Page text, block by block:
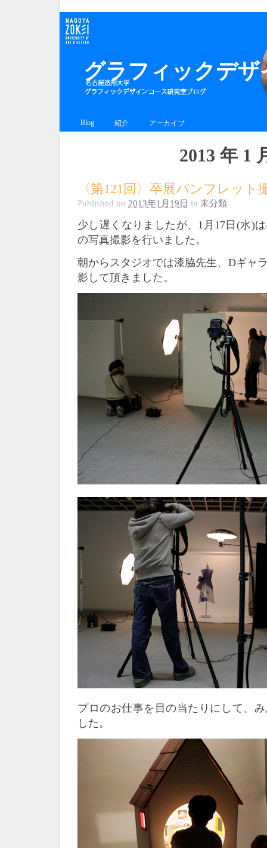
グラフィックデ
Blog 紹介 アーカイブ
2013 年 1
〈第121回〉卒展パンフレット
Published on 2013年1月19日 in 未分類
少し遅くなりましたが、1月17日(水)
の写真撮影を行いました。
朝からスタジオでは漆脇先生、Dギャ
影して頂きました。
プロのお仕事を目の当たりにして、
した。